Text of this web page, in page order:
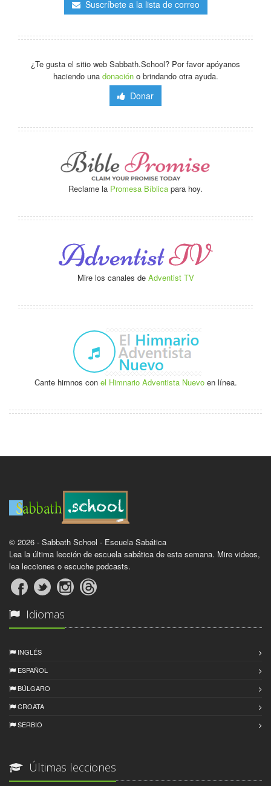
Suscríbete a la lista de correo
¿Te gusta el sitio web Sabbath.School? Por favor apóyanos
haciendo una donacióno brindando otra ayuda.
Donar
Reclame la Promesa Bíblica para hoy.
Mire los canales de Adventist TV
Cante himnos con el Himnario Adventista Nuevoen línea.
© 2026 - Sabbath School - Escuela Sabática
Lea la última lección de escuela sabática de esta semana. Mire videos,
lea lecciones o escuche podcasts.
Idiomas
INGLÉS
ESPAÑOL
BÚLGARO
CROATA
SERBIO
Últimas lecciones